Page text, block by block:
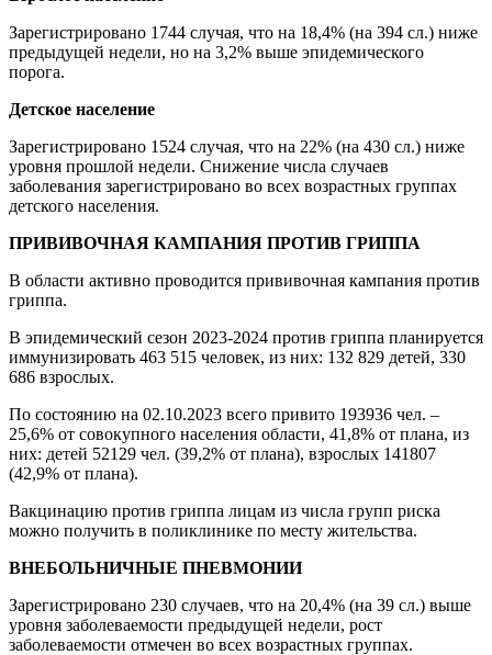
Зарегистрировано 1744 случая, что на 18,4% (на 394 сл.) ниже
предыдущей недели, но на 3,2% выше эпидемического
порога.
Детское население
Зарегистрировано 1524 случая, что на 22% (на 430 сл.) ниже
уровня прошлой недели. Снижение числа случаев
заболевания зарегистрировано во всех возрастных группах
детского населения.
ПРИВИВОЧНАЯ КАМПАНИЯ ПРОТИВ ГРИППА
В области активно проводится прививочная кампания против
гриппа.
В эпидемический сезон 2023-2024 против гриппа планируется
иммунизировать 463 515 человек, из них: 132 829 детей, 330
686 взрослых.
По состоянию на 02.10.2023 всего привито 193936 чел. –
25,6% от совокупного населения области, 41,8% от плана, из
них: детей 52129 чел. (39,2% от плана), взрослых 141807
(42,9% от плана).
Вакцинацию против гриппа лицам из числа групп риска
можно получить в поликлинике по месту жительства.
ВНЕБОЛЬНИЧНЫЕ ПНЕВМОНИИ
Зарегистрировано 230 случаев, что на 20,4% (на 39 сл.) выше
уровня заболеваемости предыдущей недели, рост
заболеваемости отмечен во всех возрастных группах.